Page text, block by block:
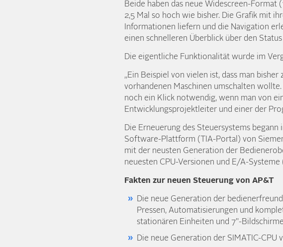
Beide haben das neue Widescreen-Format
2,5 Mal so hoch wie bisher. Die Grafik mit
Informationen liefern und die Navigation
einen schnelleren Überblick über den
Die eigentliche Funktionalität wurde im
„Ein Beispiel von vielen ist, dass man
vorhandenen Maschinen umschalten
noch ein Klick notwendig, wenn man von
Entwicklungsprojektleiter und einer der
Die Erneuerung des Steuersystems
Software-Plattform (TIA-Portal) von
mit der neusten Generation der
neuesten CPU-Versionen und E/A-Systeme
Fakten zur neuen Steuerung von AP&T
Die neue Generation der
Pressen, Automatisierungen und
stationären Einheiten und 7"-
Die neue Generation der SIMATIC-CPU